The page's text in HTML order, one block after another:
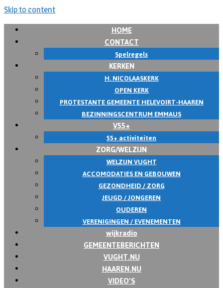
Skip to content
HOME
CONTACT
Spelregels
KERKEN
H. NICOLAASKERK
OPEN KERK
PROTESTANTE GEMEENTE HELEVOIRT-HAAREN
BEZINNINGSCENTRUM EMMAUS
V55+
55+ activiteiten
ZORG/WELZIJN
WELZIJN VUGHT
ACCOMODATIES EN GEBOUWEN
GEZONDHEID / ZORG
JEUGD / JONGEREN
OUDEREN
VERENIGINGEN / EVENEMENTEN
wijkradio
GEMEENTEBERICHTEN
VUGHT.NU
HAAREN.NU
VIDEO’S